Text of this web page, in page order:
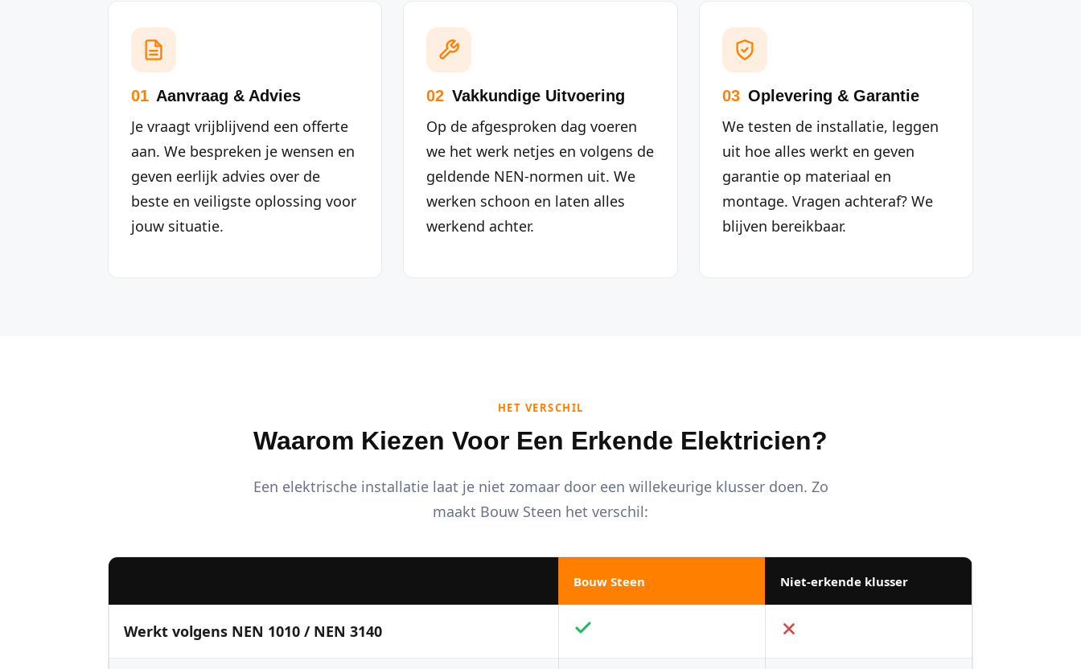
01 Aanvraag & Advies
Je vraagt vrijblijvend een offerte
aan. We bespreken je wensen en
geven eerlijk advies over de
beste en veiligste oplossing voor
jouw situatie.
02 Vakkundige Uitvoering
Op de afgesproken dag voeren
we het werk netjes en volgens de
geldende NEN-normen uit. We
werken schoon en laten alles
werkend achter.
03 Oplevering & Garantie
We testen de installatie, leggen
uit hoe alles werkt en geven
garantie op materiaal en
montage. Vragen achteraf? We
blijven bereikbaar.
HET VERSCHIL
Waarom Kiezen Voor Een Erkende Elektricien?
Een elektrische installatie laat je niet zomaar door een willekeurige klusser doen. Zo
maakt Bouw Steen het verschil:
Bouw Steen Niet-erkende klusser
Werkt volgens NEN 1010 / NEN 3140